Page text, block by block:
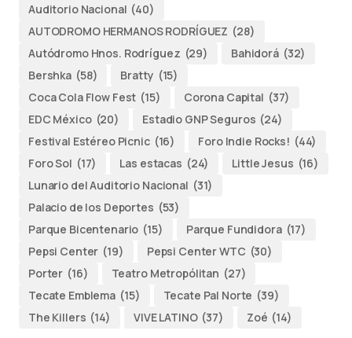
Auditorio Nacional (40)
AUTODROMO HERMANOS RODRÍGUEZ (28)
Autódromo Hnos. Rodríguez (29) Bahidorá (32)
Bershka (58) Bratty (15)
Coca Cola Flow Fest (15) Corona Capital (37)
EDC México (20) Estadio GNP Seguros (24)
Festival Estéreo Picnic (16) Foro Indie Rocks! (44)
Foro Sol (17) Las estacas (24) Little Jesus (16)
Lunario del Auditorio Nacional (31)
Palacio de los Deportes (53)
Parque Bicentenario (15) Parque Fundidora (17)
Pepsi Center (19) Pepsi Center WTC (30)
Porter (16) Teatro Metropólitan (27)
Tecate Emblema (15) Tecate Pal Norte (39)
The Killers (14) VIVE LATINO (37) Zoé (14)